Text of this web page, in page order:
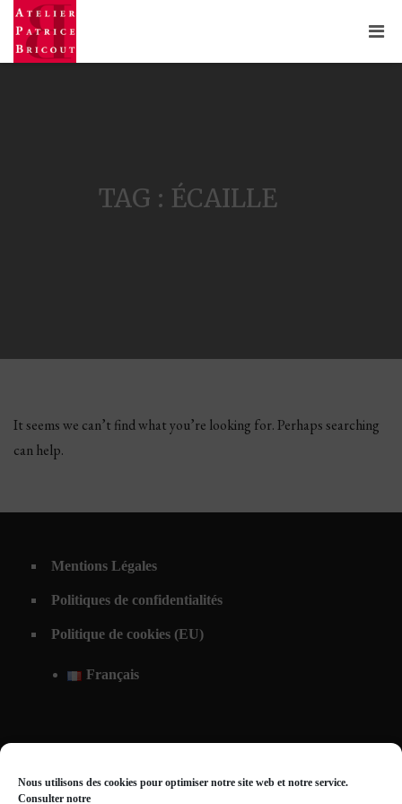
Nous utilisons des cookies pour optimiser notre site web et notre service.
Consulter notre
TAG : ÉCAILLE
It seems we can’t find what you’re looking for. Perhaps searching
can help.
Mentions Légales
Politiques de confidentialités
Politique de cookies (EU)
Français